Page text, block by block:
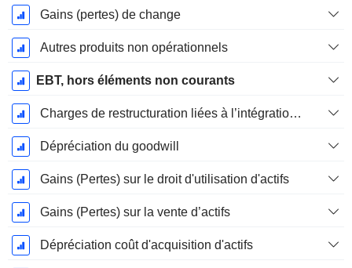
Gains (pertes) de change
Autres produits non opérationnels
EBT, hors éléments non courants
Charges de restructuration liées à l’intégration d’une nouvelle activité (Fusions, Acquisitions)
Dépréciation du goodwill
Gains (Pertes) sur le droit d'utilisation d'actifs
Gains (Pertes) sur la vente d’actifs
Dépréciation coût d'acquisition d'actifs